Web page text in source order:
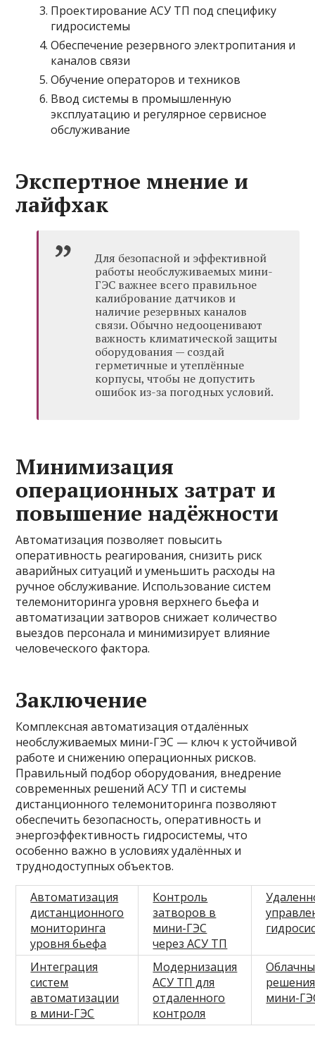
Проектирование АСУ ТП под специфику
гидросистемы
Обеспечение резервного электропитания и
каналов связи
Обучение операторов и техников
Ввод системы в промышленную
эксплуатацию и регулярное сервисное
обслуживание
Экспертное мнение и
лайфхак
Для безопасной и эффективной
работы необслуживаемых мини-
ГЭС важнее всего правильное
калибрование датчиков и
наличие резервных каналов
связи. Обычно недооценивают
важность климатической защиты
оборудования — создай
герметичные и утеплённые
корпусы, чтобы не допустить
ошибок из-за погодных условий.
Минимизация
операционных затрат и
повышение надёжности
Автоматизация позволяет повысить
оперативность реагирования, снизить риск
аварийных ситуаций и уменьшить расходы на
ручное обслуживание. Использование систем
телемониторинга уровня верхнего бьефа и
автоматизации затворов снижает количество
выездов персонала и минимизирует влияние
человеческого фактора.
Заключение
Комплексная автоматизация отдалённых
необслуживаемых мини-ГЭС — ключ к устойчивой
работе и снижению операционных рисков.
Правильный подбор оборудования, внедрение
современных решений АСУ ТП и системы
дистанционного телемониторинга позволяют
обеспечить безопасность, оперативность и
энергоэффективность гидросистемы, что
особенно важно в условиях удалённых и
труднодоступных объектов.
Автоматизация
дистанционного
мониторинга
уровня бьефа
Контроль
затворов в
мини-ГЭС
через АСУ ТП
Интеграция
систем
автоматизации
в мини-ГЭС
Модернизация
АСУ ТП для
отдаленного
контроля
мини-